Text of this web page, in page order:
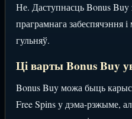
Не. Даступнасць Bonus Buy
праграмнага забеспячэння
гульняў.
Ці варты Bonus Buy
Bonus Buy можа быць
Free Spins у дэма-рэжыме,